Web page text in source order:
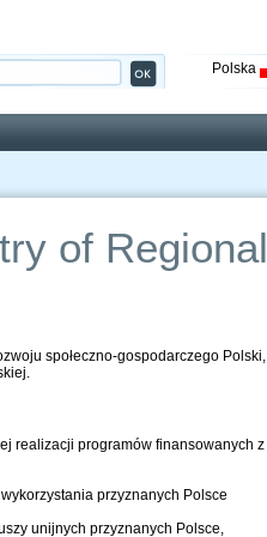
Polska
of Regional
społeczno-gospodarczego Polski,
realizacji programów finansowanych z
przyznanych Polsce
unijnych przyznanych Polsce,